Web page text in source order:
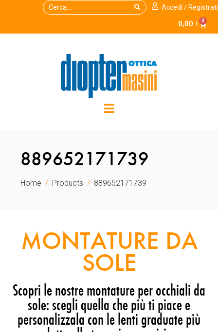
Accedi / Registrati
0,00 € 0
889652171739
Home Products 889652171739
MONTATURE DA
SOLE
Scopri le nostre montature per occhiali da
sole: scegli quella che più ti piace e
personalizzala con le lenti graduate più